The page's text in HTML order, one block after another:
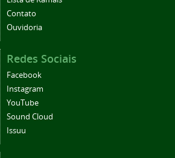
Contato
Ouvidoria
Redes Sociais
Facebook
Instagram
YouTube
Sound Cloud
Issuu